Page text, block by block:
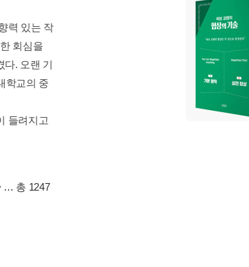
진 당대 최고의 영향력 있는 작
에 심취했으나 온전한 회심을
어난 저작들을 남겼다. 오랜 기
때까지 케임브리지대학교의 중
의 손에 그의 작품이 들려지고
의 글쓰기에 관하여>